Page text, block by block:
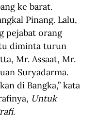
ke barat.
Pinang. Lalu,
pejabat orang
diminta turun
Mr. Assaat, Mr.
Suryadarma.
di Bangka,” kata
Untuk
.